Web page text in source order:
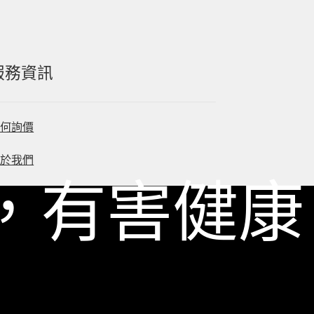
務資訊
詢價
我們
政策有害健康